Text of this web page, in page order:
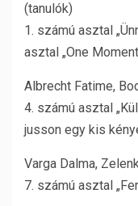
(tanulók)
1. számú asztal
asztal „One
Albrecht Fatime,
4. számú asztal
jusson egy kis
Varga Dalma,
7. számú asztal